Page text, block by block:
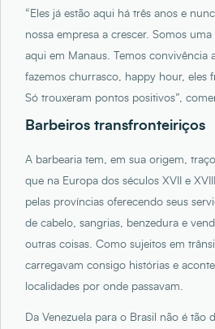
“Eles já estão aqui há três anos e
nossa empresa a crescer. Somos
aqui em Manaus. Temos convivência
fazemos churrasco, happy hour, eles
Só trouxeram pontos positivos”,
Barbeiros transfronteiriços
A barbearia tem, em sua origem,
que na Europa dos séculos XVII e
pelas províncias oferecendo seus
de cabelo, sangrias, benzedura e
outras coisas. Como sujeitos em
carregavam consigo histórias e
localidades por onde passavam.
Da Venezuela para o Brasil não é tão